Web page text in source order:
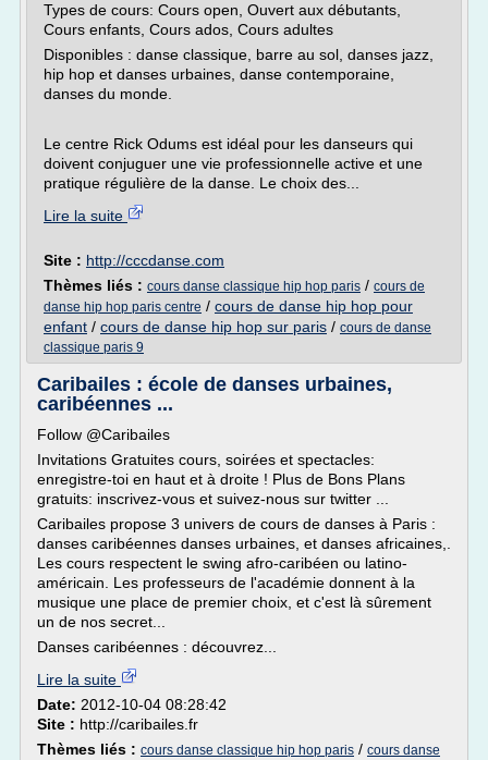
Types de cours: Cours open, Ouvert aux débutants,
Cours enfants, Cours ados, Cours adultes
Disponibles : danse classique, barre au sol, danses jazz,
hip hop et danses urbaines, danse contemporaine,
danses du monde.
Le centre Rick Odums est idéal pour les danseurs qui
doivent conjuguer une vie professionnelle active et une
pratique régulière de la danse. Le choix des...
Lire la suite
Site : http://cccdanse.com
Thèmes liés : cours danse classique hip hop paris / cours de
danse hip hop paris centre / cours de danse hip hop pour
enfant / cours de danse hip hop sur paris / cours de danse
classique paris 9
Caribailes : école de danses urbaines,
caribéennes ...
Follow @Caribailes
Invitations Gratuites cours, soirées et spectacles:
enregistre-toi en haut et à droite ! Plus de Bons Plans
gratuits: inscrivez-vous et suivez-nous sur twitter ...
Caribailes propose 3 univers de cours de danses à Paris :
danses caribéennes danses urbaines, et danses africaines,.
Les cours respectent le swing afro-caribéen ou latino-
américain. Les professeurs de l'académie donnent à la
musique une place de premier choix, et c'est là sûrement
un de nos secret...
Danses caribéennes : découvrez...
Lire la suite
Date: 2012-10-04 08:28:42
Site : http://caribailes.fr
Thèmes liés : cours danse classique hip hop paris / cours danse